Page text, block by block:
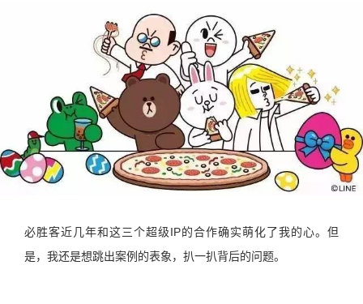
必胜客近几年和这三个超级IP的合作确实萌化了我的心。但
是，我还是想跳出案例的表象，扒一扒背后的问题。